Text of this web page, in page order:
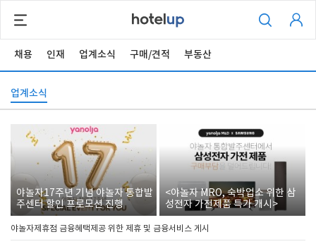
채용 인재 업계소식 구매/견적 부동산
업계소식
야놀자17주년 기념 야놀자 통합발
주센터 할인 프로모션 진행
<야놀자 MRO, 숙박업소 위한 삼
성전자 가전제품 특가 개시>
야놀자제휴점 금융혜택제공 위한 제휴 및 금융서비스 게시